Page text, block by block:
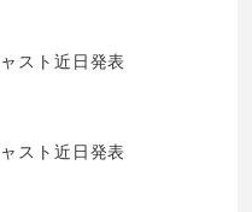
スト近日発表
スト近日発表